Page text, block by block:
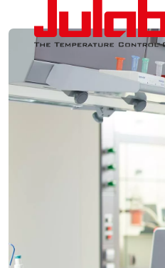
Passar para o conteúdo principal